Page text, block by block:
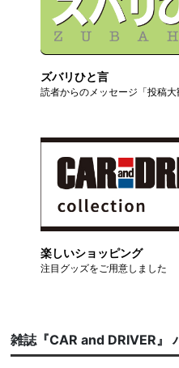
ズバリひと言
読者からのメッセージ「投稿大
楽しいショッピング
注目グッズをご用意しました
雑誌『CAR and DRIVER』